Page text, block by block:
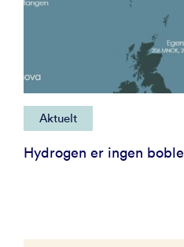
Aktuelt
Hydrogen er ingen boble